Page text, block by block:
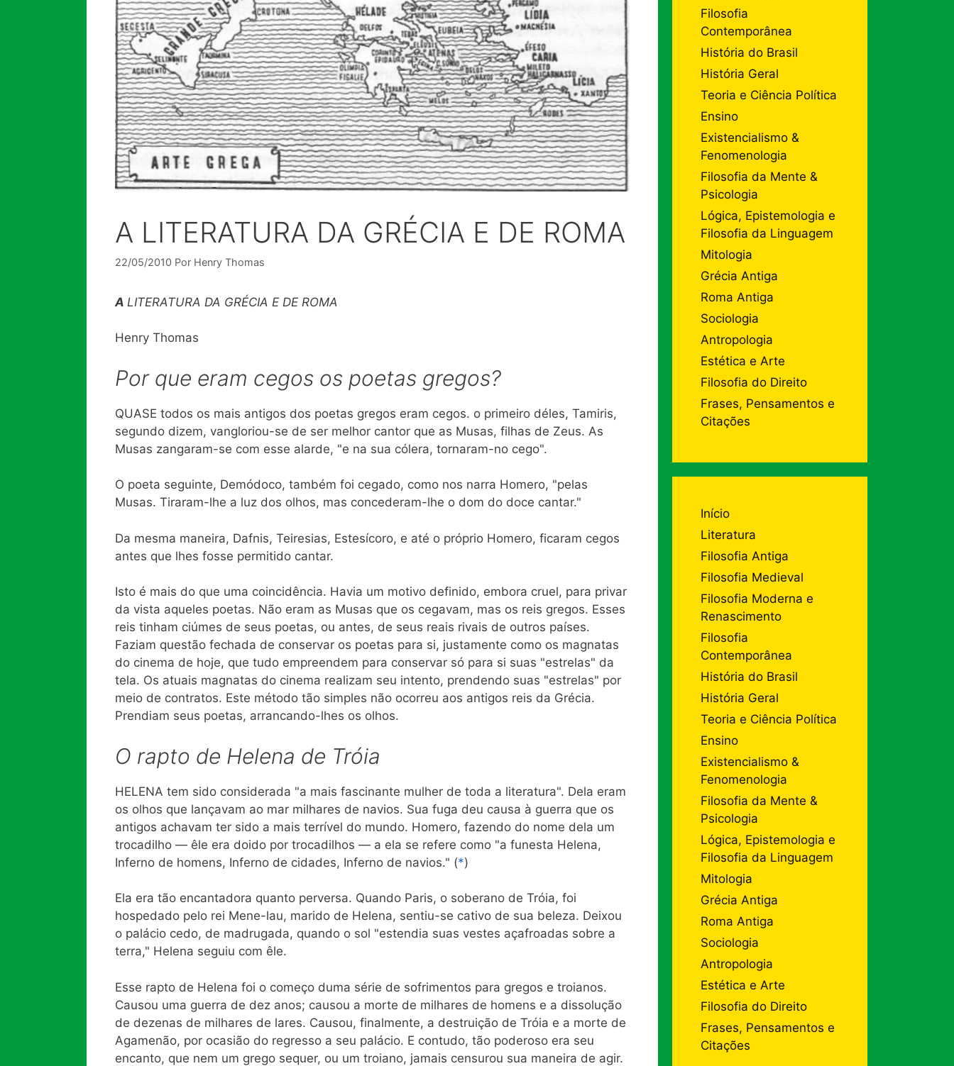
A LITERATURA DA GRÉCIA E DE ROMA
22/05/2010 Por Henry Thomas
A LITERATURA DA GRÉCIA E DE ROMA
Henry Thomas
Por que eram cegos os poetas gregos?
QUASE todos os mais antigos dos poetas gregos eram cegos. o primeiro déles, Tamiris,
segundo dizem, vangloriou-se de ser melhor cantor que as Musas, filhas de Zeus. As
Musas zangaram-se com esse alarde, "e na sua cólera, tornaram-no cego".
O poeta seguinte, Demódoco, também foi cegado, como nos narra Homero, "pelas
Musas. Tiraram-lhe a luz dos olhos, mas concederam-lhe o dom do doce cantar."
Da mesma maneira, Dafnis, Teiresias, Estesícoro, e até o próprio Homero, ficaram cegos
antes que lhes fosse permitido cantar.
Isto é mais do que uma coincidência. Havia um motivo definido, embora cruel, para privar
da vista aqueles poetas. Não eram as Musas que os cegavam, mas os reis gregos. Esses
reis tinham ciúmes de seus poetas, ou antes, de seus reais rivais de outros países.
Faziam questão fechada de conservar os poetas para si, justamente como os magnatas
do cinema de hoje, que tudo empreendem para conservar só para si suas "estrelas" da
tela. Os atuais magnatas do cinema realizam seu intento, prendendo suas "estrelas" por
meio de contratos. Este método tão simples não ocorreu aos antigos reis da Grécia.
Prendiam seus poetas, arrancando-lhes os olhos.
O rapto de Helena de Tróia
HELENA tem sido considerada "a mais fascinante mulher de toda a literatura". Dela eram
os olhos que lançavam ao mar milhares de navios. Sua fuga deu causa à guerra que os
antigos achavam ter sido a mais terrível do mundo. Homero, fazendo do nome dela um
trocadilho — êle era doido por trocadilhos — a ela se refere como "a funesta Helena,
Inferno de homens, Inferno de cidades, Inferno de navios." (*)
Ela era tão encantadora quanto perversa. Quando Paris, o soberano de Tróia, foi
hospedado pelo rei Mene-lau, marido de Helena, sentiu-se cativo de sua beleza. Deixou
o palácio cedo, de madrugada, quando o sol "estendia suas vestes açafroadas sobre a
terra," Helena seguiu com êle.
Esse rapto de Helena foi o começo duma série de sofrimentos para gregos e troianos.
Causou uma guerra de dez anos; causou a morte de milhares de homens e a dissolução
de dezenas de milhares de lares. Causou, finalmente, a destruição de Tróia e a morte de
Agamenão, por ocasião do regresso a seu palácio. E contudo, tão poderoso era seu
encanto, que nem um grego sequer, ou um troiano, jamais censurou sua maneira de agir.
Filosofia
Contemporânea
História do Brasil
História Geral
Teoria e Ciência Política
Ensino
Existencialismo &
Fenomenologia
Filosofia da Mente &
Psicologia
Lógica, Epistemologia e
Filosofia da Linguagem
Mitologia
Grécia Antiga
Roma Antiga
Sociologia
Antropologia
Estética e Arte
Filosofia do Direito
Frases, Pensamentos e
Citações
Início
Literatura
Filosofia Antiga
Filosofia Medieval
Filosofia Moderna e
Renascimento
Filosofia
Contemporânea
História do Brasil
História Geral
Teoria e Ciência Política
Ensino
Existencialismo &
Fenomenologia
Filosofia da Mente &
Psicologia
Lógica, Epistemologia e
Filosofia da Linguagem
Mitologia
Grécia Antiga
Roma Antiga
Sociologia
Antropologia
Estética e Arte
Filosofia do Direito
Frases, Pensamentos e
Citações